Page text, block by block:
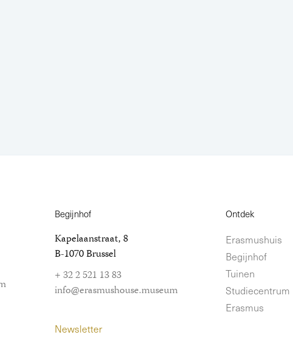
Begijnhof
Kapelaanstraat, 8
B-1070 Brussel
+ 32 2 521 13 83
info@erasmushouse.museum
Newsletter
Ontdek
Erasmushuis
Begijnhof
Tuinen
Studiecentrum
Erasmus